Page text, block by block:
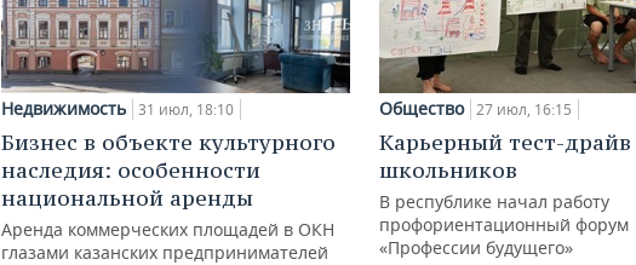
Недвижимость 31 июл, 18:10
Бизнес в объекте культурного
наследия: особенности
национальной аренды
Аренда коммерческих площадей в ОКН
глазами казанских предпринимателей
Общество 27 июл, 16:15
Карьерный тест-драйв
школьников
В республике начал работу
профориентационный форум
«Профессии будущего»